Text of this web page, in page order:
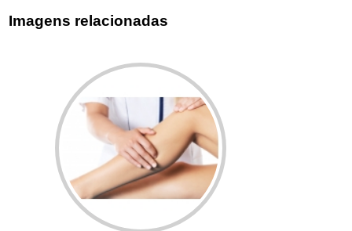
Imagens relacionadas